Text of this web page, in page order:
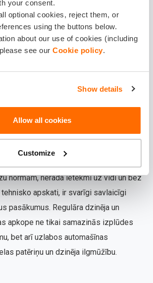
your consent.
optional cookies, reject them, or
using the buttons below.
about our use of cookies (including
see our Cookie policy.
Show details
Allow all cookies
Customize
normām tiek pievērsta pastiprināta
gaisa piesārņojums kļūst par
Tāpat arī vides regulatori nosaka
ierobežojumus.
tehniskajai
lai nepārsniegtu
dūmainības
normām, nerada ietekmi uz vidi un bez
apskati, ir svarīgi savlaicīgi
pasākumus. Regulāra dzinēja un
apkope ne tikai samazinās izplūdes
bet arī uzlabos automašīnas
patēriņu un dzinēja ilgmūžību.